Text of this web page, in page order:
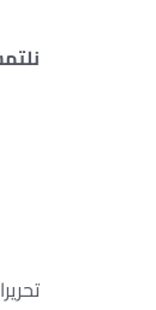
تحريرا فى / /